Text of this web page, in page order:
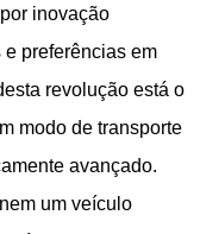
inovação
preferências em
revolução está o
modo de transporte
avançado.
um veículo